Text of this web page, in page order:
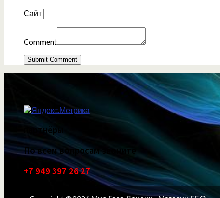
Сайт
Comment
партнёры
По всем вопросам звоните
+7 949 397 26 27